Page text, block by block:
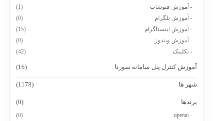
- آموزش فتوشاپ
(1)
- آموزش تلگرام
(0)
- آموزش اینستاگرام
(15)
- آموزش ویندوز
(0)
- بکلینک
(42)
آموزش کنترل پنل سامانه سورنا (16)
شهر ها (1178)
برندها (0)
- openai
(0)